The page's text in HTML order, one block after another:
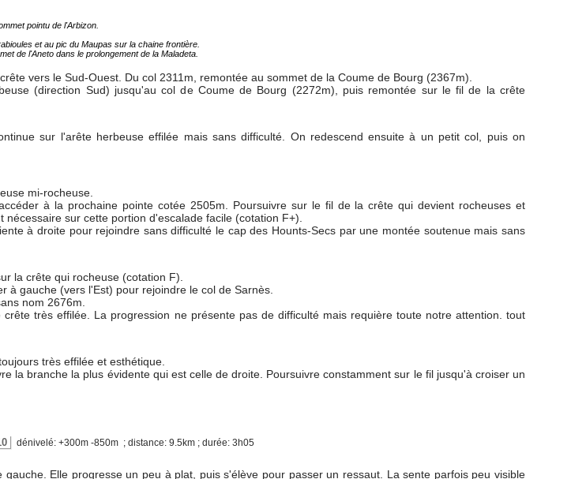
pointu de l'Arbizon.
et au pic du Maupas sur la chaine frontière.
de l'Aneto dans le prolongement de la Maladeta.
vers le Sud-Ouest. Du col 2311m, remontée au sommet de la Coume de Bourg (2367m).
(direction Sud) jusqu'au col de Coume de Bourg (2272m), puis remontée sur le fil de la crête
sur l'arête herbeuse effilée mais sans difficulté. On redescend ensuite à un petit col, puis on
mi-rocheuse.
à la prochaine pointe cotée 2505m. Poursuivre sur le fil de la crête qui devient rocheuses et
sur cette portion d'escalade facile (cotation F+).
à droite pour rejoindre sans difficulté le cap des Hounts-Secs par une montée soutenue mais sans
la crête qui rocheuse (cotation F).
à gauche (vers l'Est) pour rejoindre le col de Sarnès.
nom 2676m.
très effilée. La progression ne présente pas de difficulté mais requière toute notre attention. tout
très effilée et esthétique.
la branche la plus évidente qui est celle de droite. Poursuivre constamment sur le fil jusqu'à croiser un
dénivelé: +300m -850m ; distance: 9.5km ; durée: 3h05
Elle progresse un peu à plat, puis s'élève pour passer un ressaut. La sente parfois peu visible